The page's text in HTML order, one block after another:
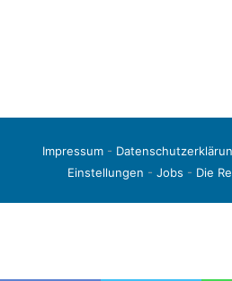
Impressum-
Einstellungen - Jobs - Die